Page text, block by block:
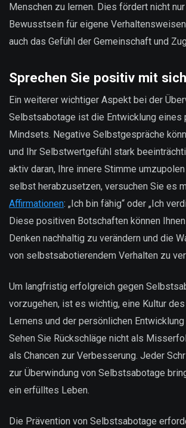
Menschen zu lernen. Dies fördert nicht
Bewusstsein für eigene
auch das Gefühl der Gemeinschaft und
Sprechen Sie positiv mit
Ein weiterer wichtiger Aspekt bei der
Selbstsabotage ist die Entwicklung eines
Mindsets. Negative Selbstgespräche
und Ihr Selbstwertgefühl stark
aktiv daran, Ihre innere Stimme
selbst herabzusetzen, versuchen Sie es
Affirmationen: „Ich bin fähig“ oder „Ich
Diese positiven Botschaften können
Denken nachhaltig zu verändern und die
von selbstsabotierendem Verhalten zu
Um langfristig erfolgreich gegen
vorzugehen, ist es wichtig, eine Kultur
Lernens und der persönlichen
Sehen Sie Rückschläge nicht als
als Chancen zur Verbesserung. Jeder
zur Überwindung von Selbstsabotage
ein erfülltes Leben.
Die Prävention von Selbstsabotage